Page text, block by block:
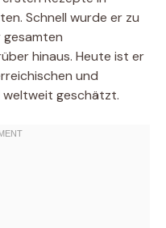
Schnell wurde er zu
hinaus. Heute ist er
und
geschätzt.